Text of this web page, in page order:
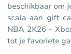
beschikbaar om
scala aan gift
NBA 2K26 -
tot je favoriete